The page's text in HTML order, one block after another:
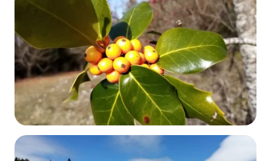
Randonnée pédestre
DÉCOUVRIR